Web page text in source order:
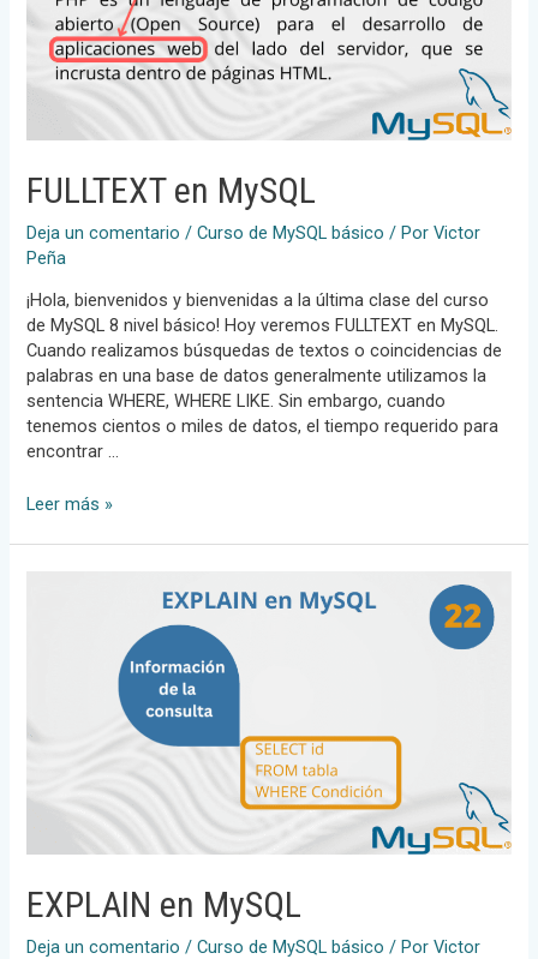
FULLTEXT en MySQL
Deja un comentario /Curso de MySQL básico / PorVictor
Peña
¡Hola, bienvenidos y bienvenidas a la última clase del curso
de MySQL 8 nivel básico! Hoy veremos FULLTEXT en MySQL.
Cuando realizamos búsquedas de textos o coincidencias de
palabras en una base de datos generalmente utilizamos la
sentencia WHERE, WHERE LIKE. Sin embargo, cuando
tenemos cientos o miles de datos, el tiempo requerido para
encontrar …
FULLTEXT
Leer más »
EXPLAIN en MySQL
Deja un comentario /Curso de MySQL básico / PorVictor